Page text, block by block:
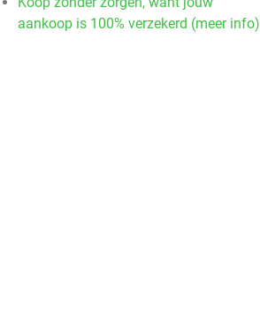
aankoop is 100% verzekerd (meer info)